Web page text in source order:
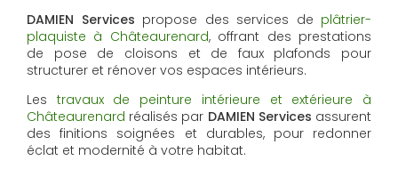
DAMIEN Services propose des services de plâtrier-
plaquiste à Châteaurenard, offrant des prestations
de pose de cloisons et de faux plafonds pour
structurer et rénover vos espaces intérieurs.
Les travaux de peinture intérieure et extérieure à
Châteaurenard réalisés par DAMIEN Services assurent
des finitions soignées et durables, pour redonner
éclat et modernité à votre habitat.